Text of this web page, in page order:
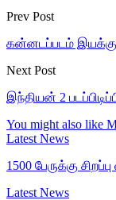
Prev Post
கன்னடப்படம்
Next Post
இந்தியன் 2
You might also like
Latest News
1500 பேருக்கு
Latest News